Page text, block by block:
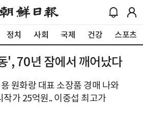
정치 사회 국제 건강 스포츠
', 70년 잠에서 깨어났다
원화랑 대표 소장품 경매 나와
가 25억원.. 이중섭 최고가